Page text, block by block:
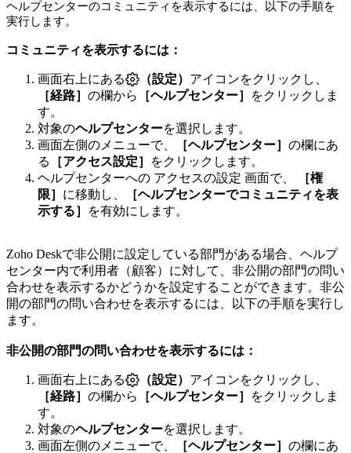
ヘルプセンターのコミュニティを表示するには、以下の手順を
実行します。
コミュニティを表示するには：
画面右上にある （設定） アイコンをクリックし、
［経路］ の欄から ［ヘルプセンター］
をクリックしま
す。
対象のヘルプセンターを選択します。
画面左側のメニューで、
［ヘルプセンター］ の欄にあ
る
［アクセス設定］
をクリックします。
ヘルプセンターへの アクセスの設定 画面で、
［権
限］ に移動し、
［ヘルプセンターでコミュニティを表
示する］
を有効にします。
Zoho Deskで非公開に設定している部門がある場合、ヘルプ
センター内で利用者（顧客）に対して、非公開の部門の問い
合わせを表示するかどうかを設定することができます。非公
開の部門の問い合わせを表示するには、以下の手順を実行し
ます。
非公開の部門の問い合わせを表示するには：
画面右上にある （設定） アイコンをクリックし、
［経路］ の欄から ［ヘルプセンター］
をクリックしま
す。
対象のヘルプセンターを選択します。
画面左側のメニューで、
［ヘルプセンター］ の欄にあ